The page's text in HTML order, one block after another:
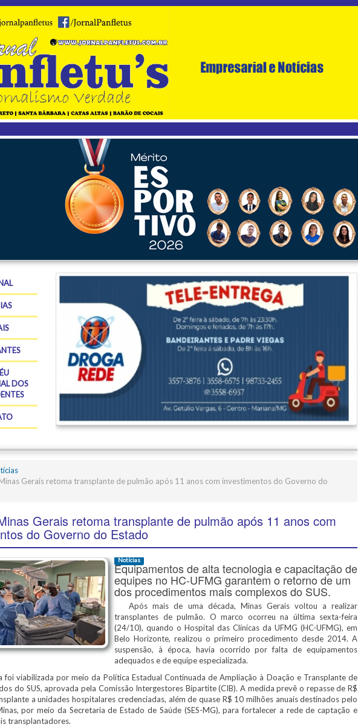
DOS
Gerais retoma transplante de pulmão após 11 anos com investimentos do Governo do
Gerais retoma transplante de pulmão após 11 anos com
do Governo do Estado
Notícias
Equipamentos de alta tecnologia e capacitação de
equipes no HC-UFMG garantem o retorno de um
dos procedimentos mais complexos do SUS.
Após mais de uma década, Minas Gerais voltou a realizar
transplantes de pulmão. O marco ocorreu na última sexta-feira
(24/10), quando o Hospital das Clínicas da UFMG (HC-UFMG), em
Belo Horizonte, realizou o primeiro procedimento desde 2014. A
suspensão, à época, havia ocorrido por falta de equipamentos
adequados e de equipe especializada.
viabilizada por meio da Política Estadual Continuada de Ampliação à Doação e Transplante de
do SUS, aprovada pela Comissão Intergestores Bipartite (CIB). A medida prevê o repasse de R$
a unidades hospitalares credenciadas, além de quase R$ 10 milhões anuais destinados pelo
por meio da Secretaria de Estado de Saúde (SES-MG), para fortalecer a rede de captação e
transplantadores.